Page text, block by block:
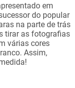
em
do popular
na parte de trás
tirar as fotografias
várias cores
Assim,